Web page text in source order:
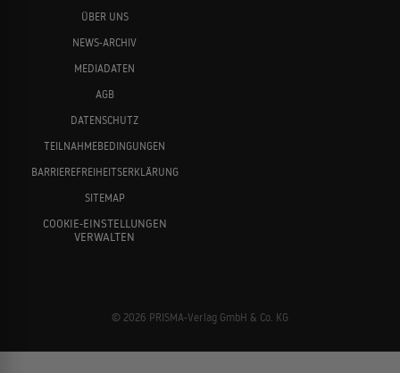
ÜBER UNS
NEWS-ARCHIV
MEDIADATEN
AGB
DATENSCHUTZ
TEILNAHMEBEDINGUNGEN
BARRIEREFREIHEITSERKLÄRUNG
SITEMAP
COOKIE-EINSTELLUNGEN
VERWALTEN
© 2026 PRISMA-Verlag GmbH & Co. KG